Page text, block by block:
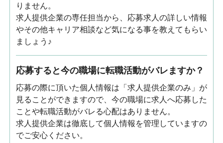
りません。
求人提供企業の専任担当から、応募求人の詳しい情報
やその他キャリア相談など気になる事を教えてもらい
ましょう♪
応募すると今の職場に転職活動がバレますか？
応募の際に頂いた個人情報は「求人提供企業のみ」が
見ることができますので、今の職場に求人へ応募した
ことや転職活動がバレる心配はありません。
求人提供企業は徹底して個人情報を管理していますの
でご安心ください。